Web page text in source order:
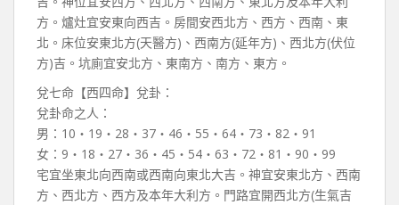
方。爐灶宜安東向西吉。房間安西北方、西方、西南、東
北。床位安東北方(天醫方)、西南方(延年方)、西北方(伏位
方)吉。坑廁宜安北方、東南方、南方、東方。
兌七命【西四命】兌卦：
兌卦命之人：
男：10‧19‧28‧37‧46‧55‧64‧73‧82‧91
女：9‧18‧27‧36‧45‧54‧63‧72‧81‧90‧99
宅宜坐東北向西南或西南向東北大吉。神宜安東北方、西南
方、西北方、西方及本年大利方。門路宜開西北方(生氣吉